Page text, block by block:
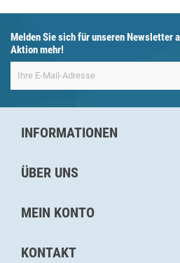
Melden Sie sich für unseren Newsletter
Aktion mehr!
INFORMATIONEN
ÜBER UNS
MEIN KONTO
KONTAKT